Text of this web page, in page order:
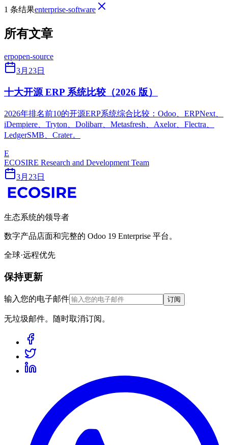
1 条结果enterprise-software
所有文章
erpopen-source
3月23日
十大开源 ERP 系统比较（2026 版）
2026年排名前10的开源ERP系统综合比较：Odoo、ERPNext、
iDempiere、Tryton、Dolibarr、Metasfresh、Axelor、Flectra、
LedgerSMB、Crater。
E
ECOSIRE Research and Development Team
3月23日
生态系统的领导者
数字产品店面和完整的 Odoo 19 Enterprise 平台。
全球·远程优先
保持更新
输入您的电子邮件 订阅
无垃圾邮件。随时取消订阅。